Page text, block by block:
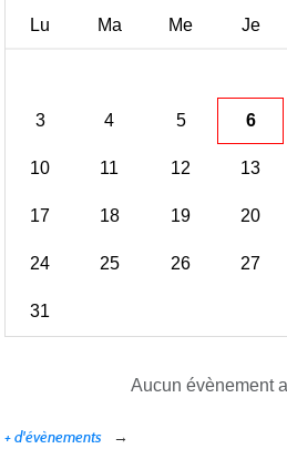
Lu Ma Me Je
3 4 5 6
10 11 12 13
17 18 19 20
24 25 26 27
31
Aucun évènement
+ d'évènements